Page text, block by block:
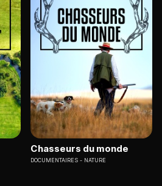
Chasseurs du monde
DOCUMENTAIRES NATURE